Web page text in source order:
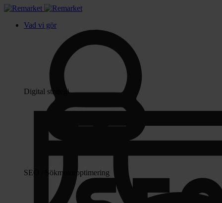
Vad vi gör
Digital strategi
SEO / Sökmotoroptimering